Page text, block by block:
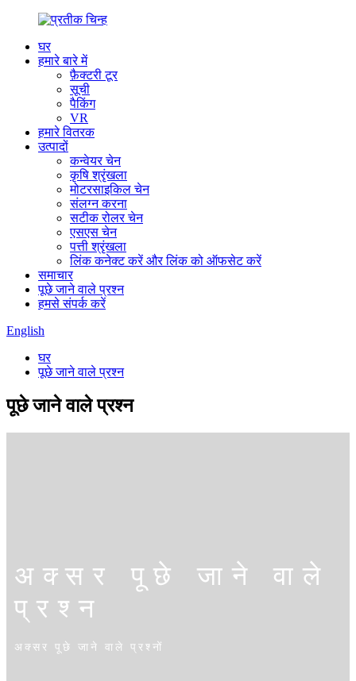
घर
हमारे बारे में
फ़ैक्टरी टूर
सूची
पैकिंग
VR
हमारे वितरक
उत्पादों
कन्वेयर चेन
कृषि श्रृंखला
मोटरसाइकिल चेन
संलग्न करना
सटीक रोलर चेन
एसएस चेन
पत्ती श्रृंखला
लिंक कनेक्ट करें और लिंक को ऑफसेट करें
समाचार
पूछे जाने वाले प्रश्न
हमसे संपर्क करें
English
घर
पूछे जाने वाले प्रश्न
पूछे जाने वाले प्रश्न
अक्सर पूछे जाने वाले
प्रश्न
अक्सर पूछे जाने वाले प्रश्नों